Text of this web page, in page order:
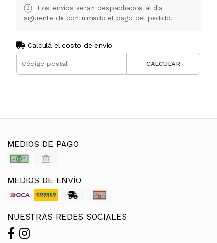
Los envios seran despachados al dia
siguiente de confirmado el pago del pedido.
Calculá el costo de envío
CALCULAR
MEDIOS DE PAGO
MEDIOS DE ENVÍO
NUESTRAS REDES SOCIALES